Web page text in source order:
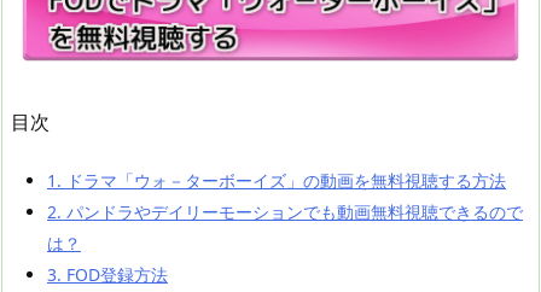
目次
1. ドラマ「ウォ－ターボーイズ」の動画を無料視聴する方法
2. パンドラやデイリーモーションでも動画無料視聴できるので
は？
3. FOD登録方法